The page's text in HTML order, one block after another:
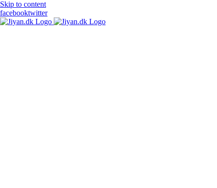
Skip to content
facebooktwitter